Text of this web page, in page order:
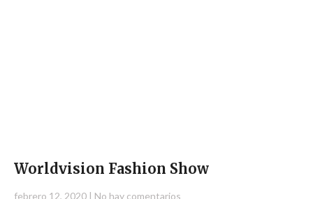
Worldvision Fashion Show
febrero 12, 2020
No hay comentarios